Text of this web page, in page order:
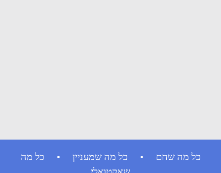
כל מה שחם • כל מה שמעניין • כל מה